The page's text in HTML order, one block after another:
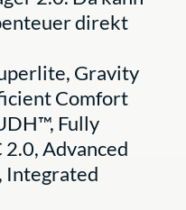
direkt
Gravity
Comfort
Fully
Advanced
Integrated